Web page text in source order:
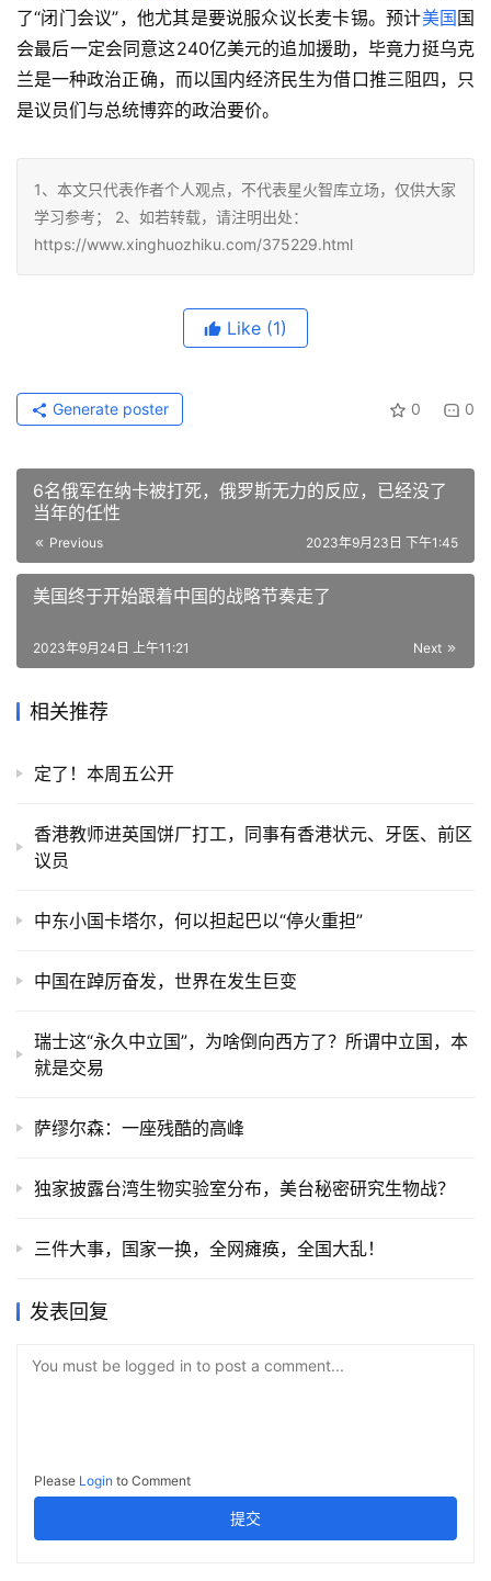
了“闭门会议”，他尤其是要说服众议长麦卡锡。预计美国 国
会最后一定会同意这240亿美元的追加援助，毕竟力挺乌克
兰是一种政治正确，而以国内经济民生为借口推三阻四，只
是议员们与总统博弈的政治要价。
1、本文只代表作者个人观点，不代表星火智库立场，仅供大家
学习参考； 2、如若转载，请注明出处：
https://www.xinghuozhiku.com/375229.html
Like (1)
0 0
Generate poster
6名俄军在纳卡被打死，俄罗斯无力的反应，已经没了
当年的任性
Previous 2023年9月23日 下午1:45
美国终于开始跟着中国的战略节奏走了
Next
2023年9月24日 上午11:21
相关推荐
定了！本周五公开
香港教师进英国饼厂打工，同事有香港状元、牙医、前区
议员
中东小国卡塔尔，何以担起巴以“停火重担”
中国在踔厉奋发，世界在发生巨变
瑞士这“永久中立国”，为啥倒向西方了？所谓中立国，本
就是交易
萨缪尔森：一座残酷的高峰
独家披露台湾生物实验室分布，美台秘密研究生物战？
三件大事，国家一换，全网瘫痪，全国大乱！
发表回复
You must be logged in to post a comment...
Please Login to Comment
提交